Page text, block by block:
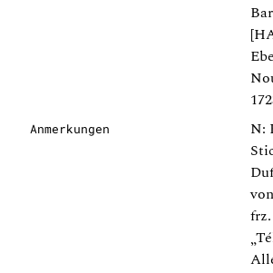
Anmerkungen
N: